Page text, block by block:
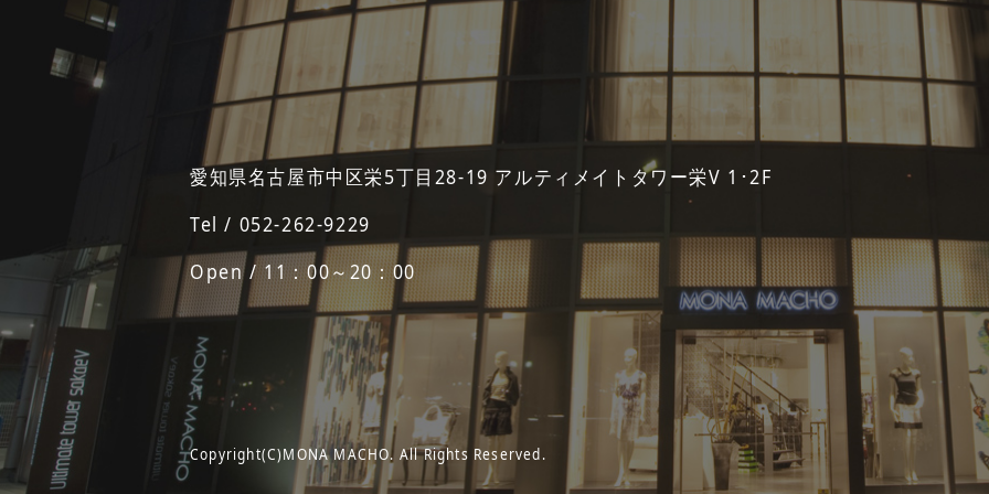
愛知県名古屋市中区栄5丁目28-19 アルティメイトタワー栄V 1･2F
Tel / 052-262-9229
Open / 11：00～20：00
Copyright(C)MONA MACHO. All Rights Reserved.